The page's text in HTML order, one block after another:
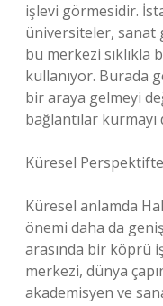
işlevi görmesidir.
üniversiteler,
bu merkezi sıklıkla
kullanıyor. Burada
bir araya gelmeyi
bağlantılar kurmayı
Küresel
Küresel anlamda
önemi daha da
arasında bir köprü
merkezi, dünya
akademisyen ve